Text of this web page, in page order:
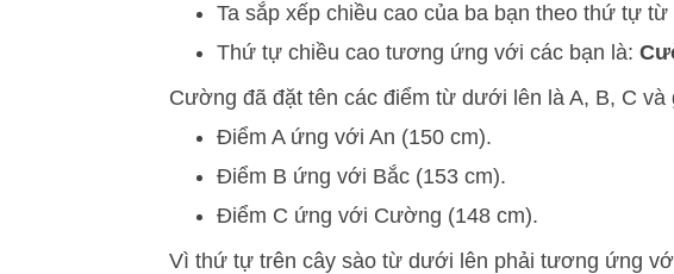
Ta sắp xếp chiều cao của ba bạn theo thứ tự từ
Thứ tự chiều cao tương ứng với các bạn là:
Cường đã đặt tên các điểm từ dưới lên là A, B, C và
Điểm A ứng với An (150 cm).
Điểm B ứng với Bắc (153 cm).
Điểm C ứng với Cường (148 cm).
Vì thứ tự trên cây sào từ dưới lên phải tương ứng